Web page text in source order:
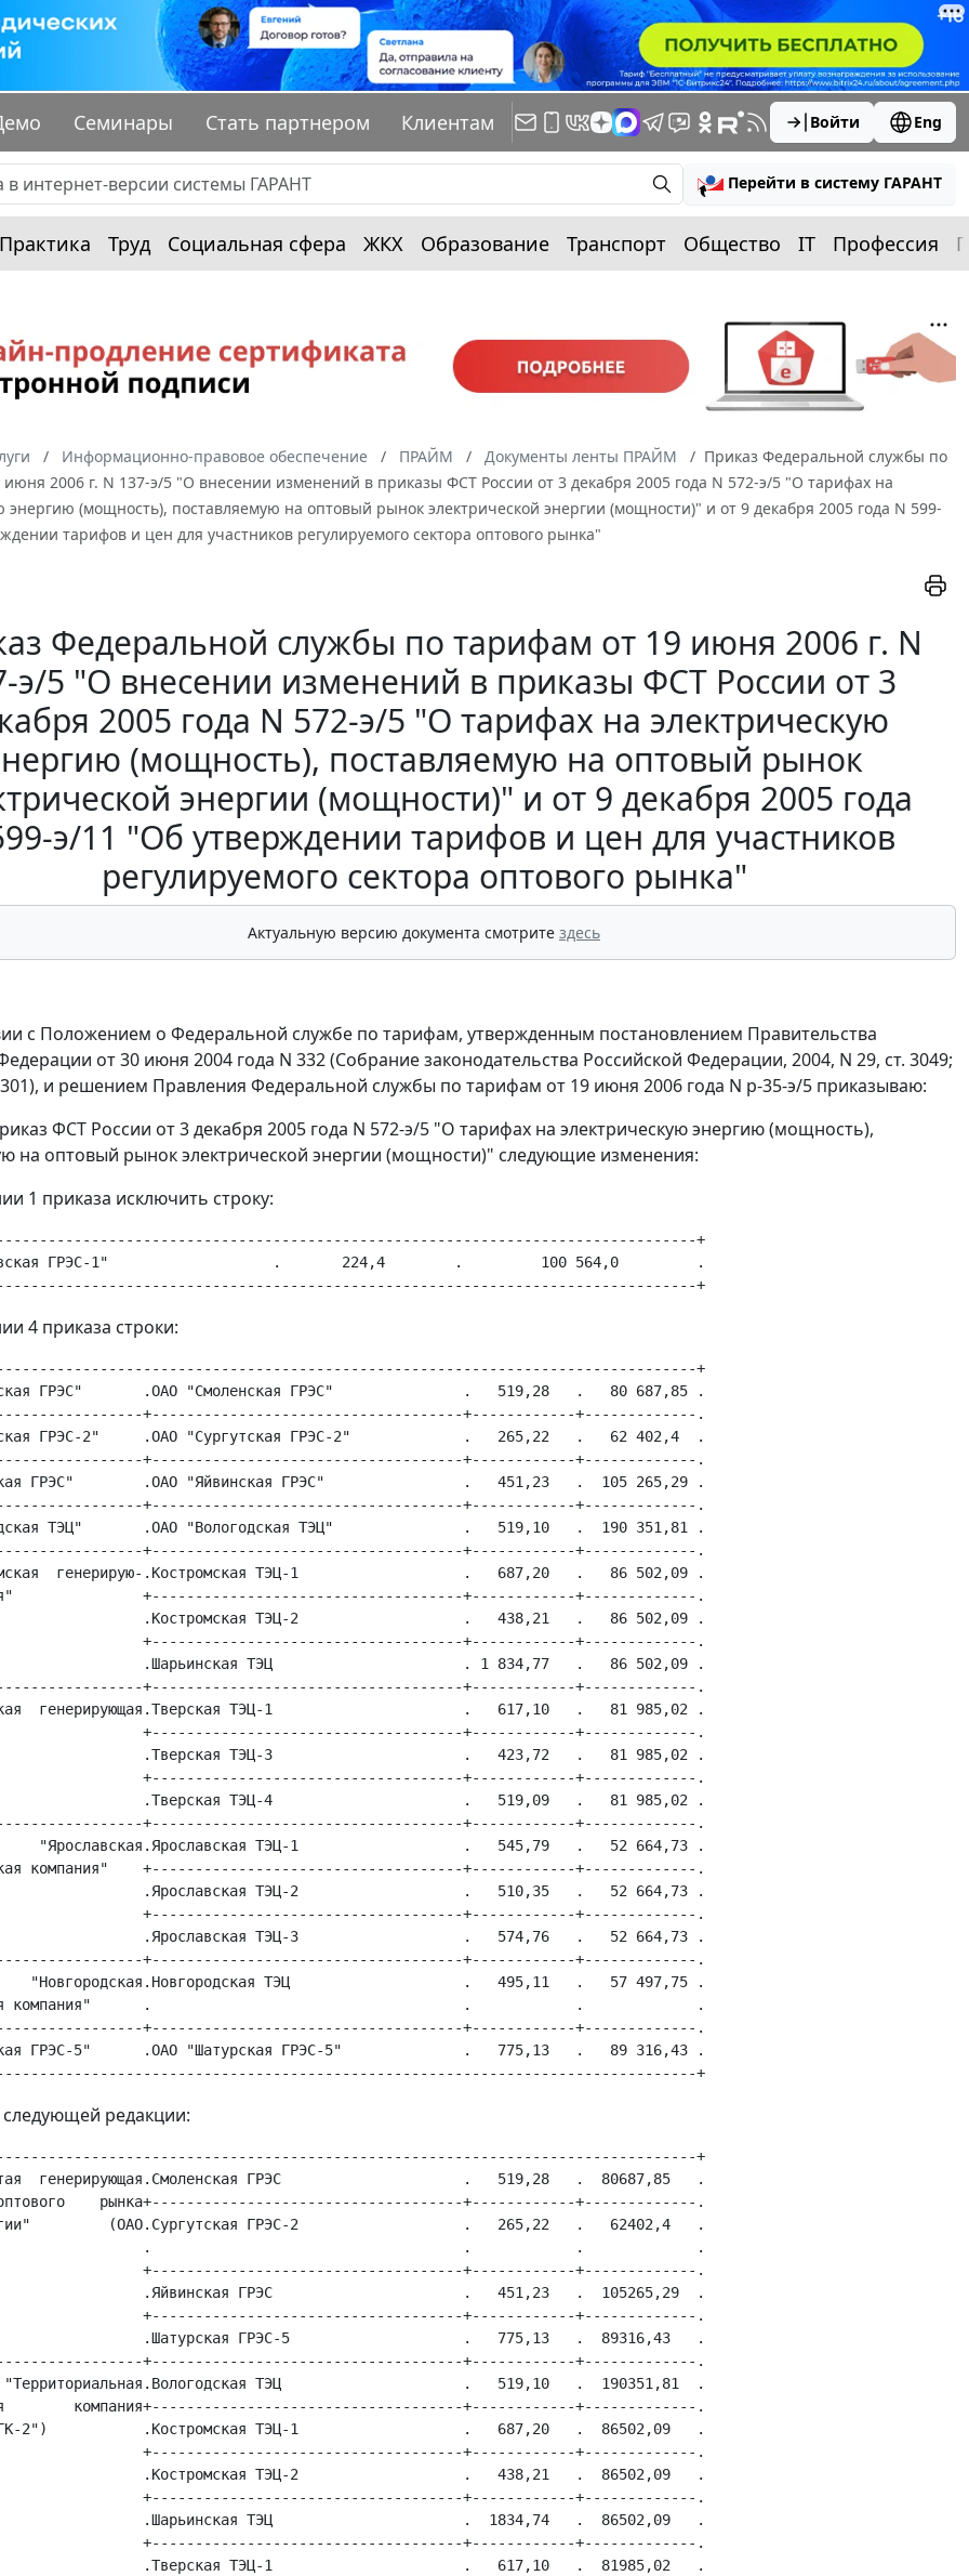
Семинары Стать партнером Клиентам Войти Eng
Перейти в систему ГАРАНТ
Практика Труд Социальная сфера ЖКХ Образование Транспорт Общество IT Профессия
Информационно-правовое обеспечение ПРАЙМ Документы ленты ПРАЙМ
Приказ Федеральной службы по
2006 г. N 137-э/5 "О внесении изменений в приказы ФСТ России от 3 декабря 2005 года N 572-э/5 "О тарифах на
энергию (мощность), поставляемую на оптовый рынок электрической энергии (мощности)" и от 9 декабря 2005 года N 599-
тарифов и цен для участников регулируемого сектора оптового рынка"
Федеральной службы по тарифам от 19 июня 2006 г. N
э/5 "О внесении изменений в приказы ФСТ России от 3
2005 года N 572-э/5 "О тарифах на электрическую
(мощность), поставляемую на оптовый рынок
энергии (мощности)" и от 9 декабря 2005 года
э/11 "Об утверждении тарифов и цен для участников
регулируемого сектора оптового рынка"
Актуальную версию документа смотрите здесь
с Положением о Федеральной службе по тарифам, утвержденным постановлением Правительства
от 30 июня 2004 года N 332 (Собрание законодательства Российской Федерации, 2004, N 29, ст. 3049;
301), и решением Правления Федеральной службы по тарифам от 19 июня 2006 года N р-35-э/5 приказываю:
ФСТ России от 3 декабря 2005 года N 572-э/5 "О тарифах на электрическую энергию (мощность),
на оптовый рынок электрической энергии (мощности)" следующие изменения:
1 приказа исключить строку:
+
ГРЭС-1"                   .       224,4        .         100 564,0         .
4 приказа строки:
+
ГРЭС"       .ОАО "Смоленская ГРЭС"               .   519,28   .   80 687,85 .
+------------------------------------+------------+-------------.
ГРЭС-2"     .ОАО "Сургутская ГРЭС-2"             .   265,22   .   62 402,4  .
+------------------------------------+------------+-------------.
ГРЭС"        .ОАО "Яйвинская ГРЭС"                .   451,23   .  105 265,29 .
+------------------------------------+------------+-------------.
ТЭЦ"       .ОАО "Вологодская ТЭЦ"               .   519,10   .  190 351,81 .
+------------------------------------+------------+-------------.
генерирую-.Костромская ТЭЦ-1                   .   687,20   .   86 502,09 .
+------------------------------------+------------+-------------.
.Костромская ТЭЦ-2                   .   438,21   .   86 502,09 .
+------------------------------------+------------+-------------.
.Шарьинская ТЭЦ                      . 1 834,77   .   86 502,09 .
+------------------------------------+------------+-------------.
генерирующая.Тверская ТЭЦ-1                      .   617,10   .   81 985,02 .
+------------------------------------+------------+-------------.
.Тверская ТЭЦ-3                      .   423,72   .   81 985,02 .
+------------------------------------+------------+-------------.
.Тверская ТЭЦ-4                      .   519,09   .   81 985,02 .
+------------------------------------+------------+-------------.
"Ярославская.Ярославская ТЭЦ-1                   .   545,79   .   52 664,73 .
компания"    +------------------------------------+------------+-------------.
.Ярославская ТЭЦ-2                   .   510,35   .   52 664,73 .
+------------------------------------+------------+-------------.
.Ярославская ТЭЦ-3                   .   574,76   .   52 664,73 .
+------------------------------------+------------+-------------.
"Новгородская.Новгородская ТЭЦ                    .   495,11   .   57 497,75 .
компания"      .                                    .            .             .
+------------------------------------+------------+-------------.
ГРЭС-5"      .ОАО "Шатурская ГРЭС-5"              .   775,13   .   89 316,43 .
редакции:
+
генерирующая.Смоленская ГРЭС                     .   519,28   .  80687,85   .
оптового    рынка+------------------------------------+------------+-------------.
(ОАО.Сургутская ГРЭС-2                   .   265,22   .   62402,4   .
.                                    .            .             .
+------------------------------------+------------+-------------.
.Яйвинская ГРЭС                      .   451,23   .  105265,29  .
+------------------------------------+------------+-------------.
.Шатурская ГРЭС-5                    .   775,13   .  89316,43   .
+------------------------------------+------------+-------------.
ТЭЦ                     .   519,10   .  190351,81  .
компания+------------------------------------+------------+-------------.
2")           .Костромская ТЭЦ-1                   .   687,20   .  86502,09   .
+------------------------------------+------------+-------------.
.Костромская ТЭЦ-2                   .   438,21   .  86502,09   .
+------------------------------------+------------+-------------.
.Шарьинская ТЭЦ                      .  1834,74   .  86502,09   .
+------------------------------------+------------+-------------.
.Тверская ТЭЦ-1                      .   617,10   .  81985,02   .